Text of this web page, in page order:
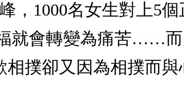
，1000名女生對上5
就會轉變為痛苦……
撲卻又因為相撲而